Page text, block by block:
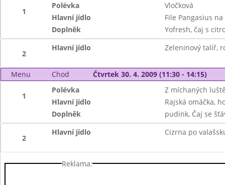
1
Polévka
Vločková
Hlavní jídlo
File Pangasius
Doplněk
Yofresh, čaj s
2
Hlavní jídlo Zeleninový talíř,
Menu Chod Čtvrtek 30. 4. 2009 (11:30 - 14:15)
1
Polévka
Z míchaných
Hlavní jídlo
Rajská omáčka,
Doplněk
pudink, Čaj se
2
Hlavní jídlo Cizrna po
Reklama: